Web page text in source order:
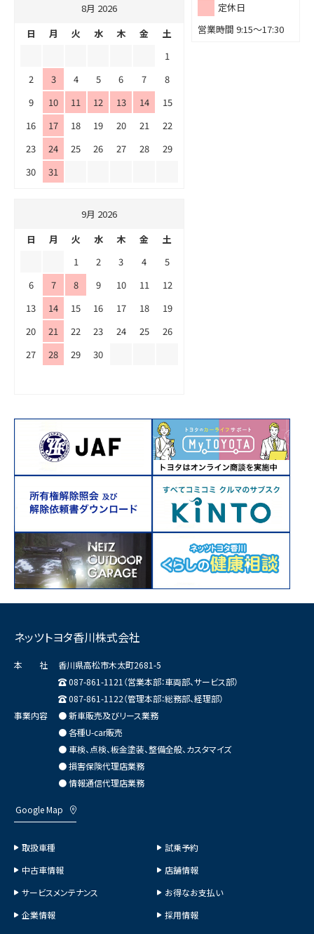
定休日
営業時間 9:15～17:30
8月 2026
日
月 火 水 木 金
土
1
2
3 4 5 6 7
8
9
10 11 12 13 14
15
16
17 18 19 20 21
22
23
24 25 26 27 28
29
30
31
9月 2026
日
月 火 水 木 金
土
1
2 3 4
5
6
7 8 9 10 11
12
13
14 15 16 17 18
19
20
21 22 23 24 25
26
27
28 29 30
ネッツトヨタ香川株式会社
本 社
香川県高松市木太町2681-5
087-861-1121（営業本部：車両部、サービス部）
087-861-1122（管理本部：総務部、経理部）
事業内容
● 新車販売及びリース業務
● 各種U-car販売
● 車検、点検、板金塗装、整備全般、カスタマイズ
● 損害保険代理店業務
● 情報通信代理店業務
Google Map
取扱車種
試乗予約
中古車情報
店舗情報
サービスメンテナンス
お得なお支払い
企業情報
採用情報